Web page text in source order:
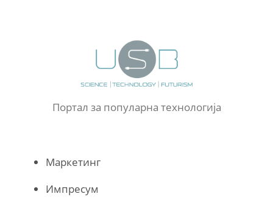
Портал за популарна технологија
Маркетинг
Импресум